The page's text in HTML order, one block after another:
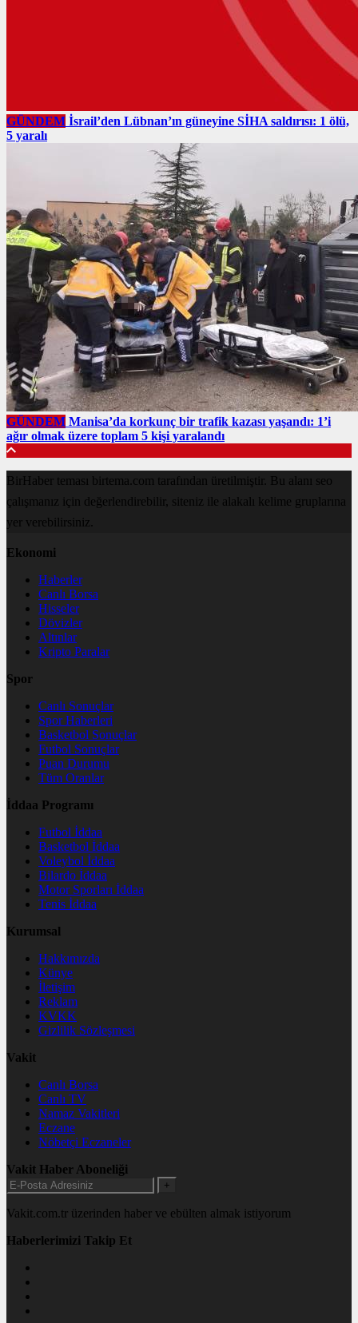
GÜNDEM İsrail’den Lübnan’ın güneyine SİHA saldırısı: 1 ölü,
5 yaralı
GÜNDEM Manisa’da korkunç bir trafik kazası yaşandı: 1’i
ağır olmak üzere toplam 5 kişi yaralandı
BirHaber teması birtema.com tarafından üretilmiştir. Bu alanı seo
çalışmanız için değerlendirebilir, siteniz ile alakalı kelime gruplarına
yer verebilirsiniz.
Ekonomi
Haberler
Canlı Borsa
Hisseler
Dövizler
Altınlar
Kripto Paralar
Spor
Canlı Sonuçlar
Spor Haberleri
Basketbol Sonuçlar
Futbol Sonuçlar
Puan Durumu
Tüm Oranlar
İddaa Programı
Futbol İddaa
Basketbol İddaa
Voleybol İddaa
Bilardo İddaa
Motor Sporları İddaa
Tenis İddaa
Kurumsal
Hakkımızda
Künye
İletişim
Reklam
KVKK
Gizlilik Sözleşmesi
Vakit
Canlı Borsa
Canlı TV
Namaz Vakitleri
Eczane
Nöbetçi Eczaneler
Vakit Haber Aboneliği
+
Vakit.com.tr üzerinden haber ve ebülten almak istiyorum
Haberlerimizi Takip Et